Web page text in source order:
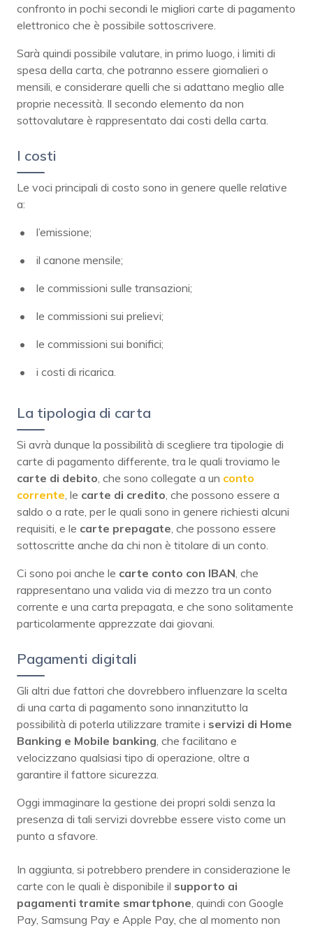
confronto in pochi secondi le migliori carte di pagamento
elettronico che è possibile sottoscrivere.
Sarà quindi possibile valutare, in primo luogo, i limiti di
spesa della carta, che potranno essere giornalieri o
mensili, e considerare quelli che si adattano meglio alle
proprie necessità. Il secondo elemento da non
sottovalutare è rappresentato dai costi della carta.
I costi
Le voci principali di costo sono in genere quelle relative
a:
l’emissione;
il canone mensile;
le commissioni sulle transazioni;
le commissioni sui prelievi;
le commissioni sui bonifici;
i costi di ricarica.
La tipologia di carta
Si avrà dunque la possibilità di scegliere tra tipologie di
carte di pagamento differente, tra le quali troviamo le
carte di debito , che sono collegate a un conto
corrente , le carte di credito , che possono essere a
saldo o a rate, per le quali sono in genere richiesti alcuni
requisiti, e le carte prepagate , che possono essere
sottoscritte anche da chi non è titolare di un conto.
Ci sono poi anche le carte conto con IBAN , che
rappresentano una valida via di mezzo tra un conto
corrente e una carta prepagata, e che sono solitamente
particolarmente apprezzate dai giovani.
Pagamenti digitali
Gli altri due fattori che dovrebbero influenzare la scelta
di una carta di pagamento sono innanzitutto la
possibilità di poterla utilizzare tramite i servizi di Home
Banking e Mobile banking , che facilitano e
velocizzano qualsiasi tipo di operazione, oltre a
garantire il fattore sicurezza.
Oggi immaginare la gestione dei propri soldi senza la
presenza di tali servizi dovrebbe essere visto come un
punto a sfavore.
In aggiunta, si potrebbero prendere in considerazione le
carte con le quali è disponibile il supporto ai
pagamenti tramite smartphone , quindi con Google
Pay, Samsung Pay e Apple Pay, che al momento non